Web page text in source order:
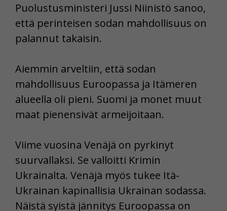
Puolustusministeri Jussi Niinistö sanoo,
että perinteisen sodan mahdollisuus on
palannut takaisin.
Aiemmin arveltiin, että sodan
mahdollisuus Euroopassa ja Itämeren
alueella oli pieni. Suomi ja monet muut
maat pienensivät armeijoitaan.
Viime vuosina Venäjä on pyrkinyt
suurvallaksi. Se valloitti Krimin
Ukrainalta. Venäjä myös tukee Itä-
Ukrainan kapinallisia Ukrainan sodassa.
Näistä syistä jännitys Euroopassa on